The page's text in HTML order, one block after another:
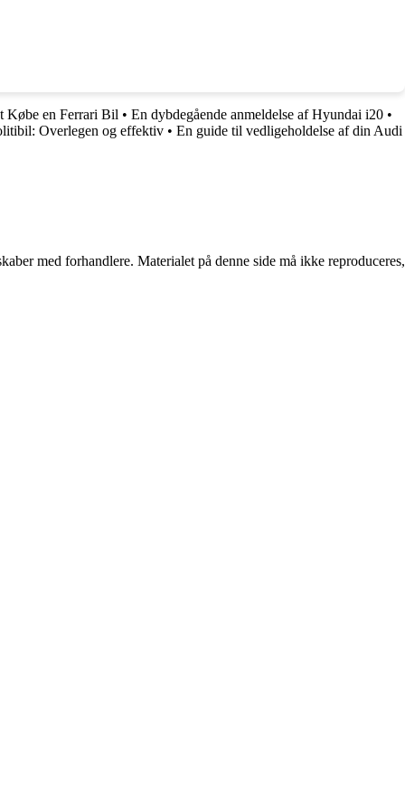
Købe en Ferrari Bil • En dybdegående anmeldelse af Hyundai i20 •
Overlegen og effektiv • En guide til vedligeholdelse af din Audi
med forhandlere. Materialet på denne side må ikke reproduceres,